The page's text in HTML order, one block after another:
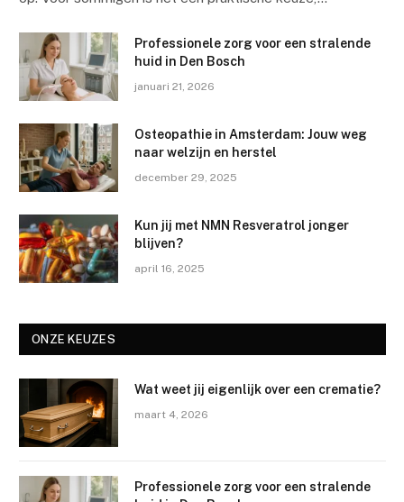
Professionele zorg voor een stralende
huid in Den Bosch
januari 21, 2026
Osteopathie in Amsterdam: Jouw weg
naar welzijn en herstel
december 29, 2025
Kun jij met NMN Resveratrol jonger
blijven?
april 16, 2025
ONZE KEUZES
Wat weet jij eigenlijk over een crematie?
maart 4, 2026
Professionele zorg voor een stralende